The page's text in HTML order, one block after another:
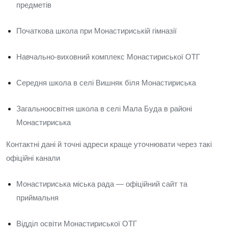
предметів
Початкова школа при Монастириській гімназії
Навчально-виховний комплекс Монастириської ОТГ
Середня школа в селі Вишняк біля Монастириська
Загальноосвітня школа в селі Мала Буда в районі
Монастириська
Контактні дані й точні адреси краще уточнювати через такі
офіційні канали
Монастириська міська рада — офіційний сайт та
приймальня
Відділ освіти Монастириської ОТГ